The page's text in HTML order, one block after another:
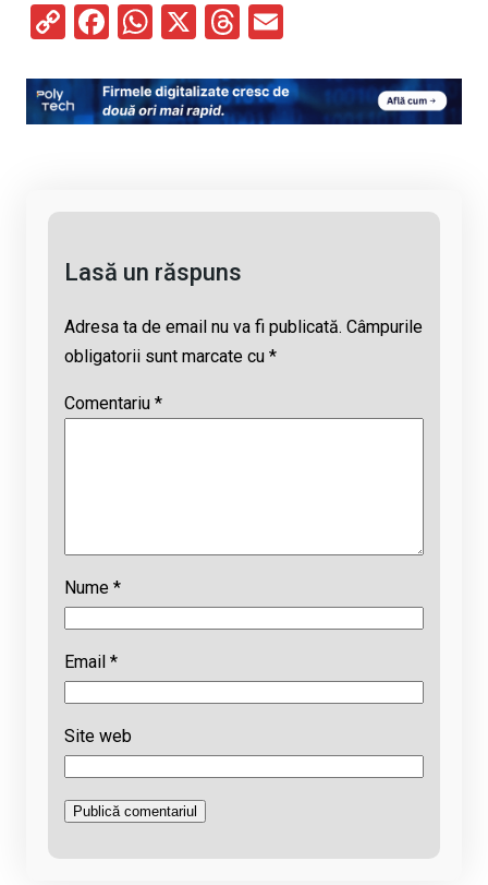
C
py
Li
F
ce
b
W
at
s
X
T
e
a
ail
Lasă un răspuns
Adresa ta de email nu va fi publicată. Câmpurile
obligatorii sunt marcate cu *
Comentariu *
Nume *
Email *
Site web